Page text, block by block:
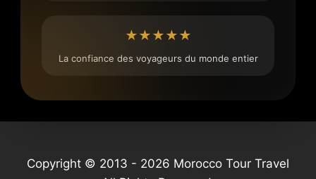
★★★★★
La confiance des voyageurs du monde entier
Copyright © 2013 - 2026 Morocco Tour Travel